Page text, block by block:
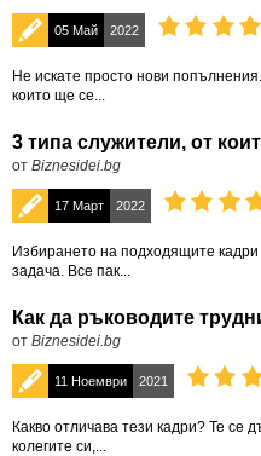
05 Май 2022
Не искате просто нови
които ще се...
3 типа служители, от
от Biznesidei.bg
17 Март 2022
Избирането на подходящите
задача. Все пак...
Как да ръководите
от Biznesidei.bg
11 Ноември 2021
Какво отличава тези кадри? Те се
колегите си,...